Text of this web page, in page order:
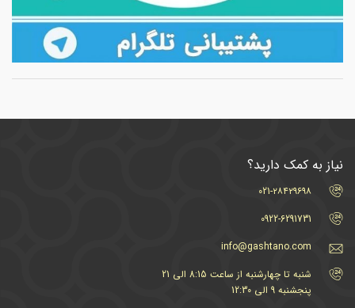
نیاز به کمک دارید؟
021-۲۸۴۲۹۶۹۸
0922-6291731
info@gashtano.com
شنبه تا چهارشنبه از ساعت 8:15 الی 21
پنجشنبه 9 الی 12:30